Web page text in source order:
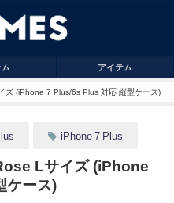
ム アイテム
(iPhone 7 Plus/6s Plus 対応 縦型ケース)
iPhone 7 Plus
Lサイズ (iPhone
ケース)